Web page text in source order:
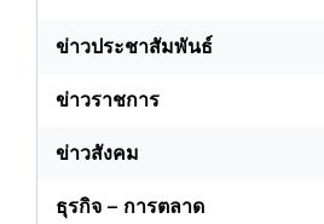
ข่าวประชาสัมพันธ์
ข่าวราชการ
ข่าวสังคม
ธุรกิจ – การตลาด